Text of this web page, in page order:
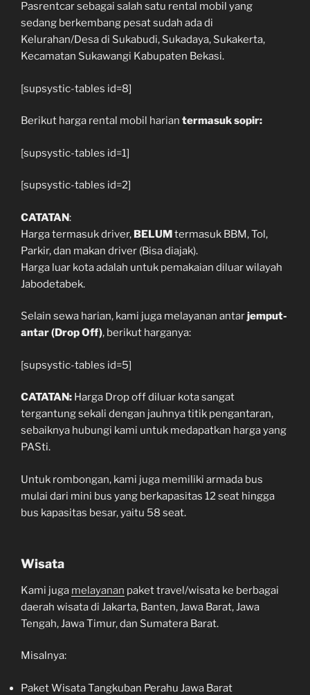
Pasrentcar sebagai salah satu rental mobil yang
sedang berkembang pesat sudah ada di
Kelurahan/Desa di Sukabudi, Sukadaya, Sukakerta,
Kecamatan Sukawangi Kabupaten Bekasi.
[supsystic-tables id=8]
Berikut harga rental mobil harian termasuk sopir:
[supsystic-tables id=1]
[supsystic-tables id=2]
CATATAN:
Harga termasuk driver, BELUMtermasuk BBM, Tol,
Parkir, dan makan driver (Bisa diajak).
Harga luar kota adalah untuk pemakaian diluar wilayah
Jabodetabek.
Selain sewa harian, kami juga melayanan antarjemput-
antar (Drop Off), berikut harganya:
[supsystic-tables id=5]
CATATAN: Harga Drop off diluar kota sangat
tergantung sekali dengan jauhnya titik pengantaran,
sebaiknya hubungi kami untuk medapatkan harga yang
PASti.
Untuk rombongan, kami juga memiliki armada bus
mulai dari mini bus yang berkapasitas 12 seat hingga
bus kapasitas besar, yaitu 58 seat.
Wisata
Kami juga melayanan paket travel/wisata ke berbagai
daerah wisata di Jakarta, Banten, Jawa Barat, Jawa
Tengah, Jawa Timur, dan Sumatera Barat.
Misalnya:
Paket Wisata Tangkuban Perahu Jawa Barat